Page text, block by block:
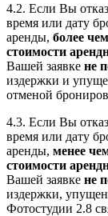
4.2. Если Вы
время или дату
аренды, более
стоимости
Вашей заявке не
издержки и
отменой
4.3. Если Вы
время или дату
аренды, менее
стоимости
Вашей заявке не
издержки,
Фотостудии 2.8